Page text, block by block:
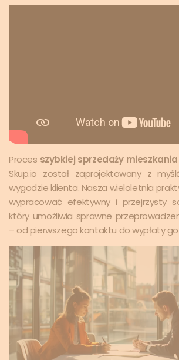
Proces szybkiej sprzedaży
Skup.io został zaprojektowany z
wygodzie klienta. Nasza wieloletnia
wypracować efektywny i przejrzysty
który umożliwia sprawne
– od pierwszego kontaktu do wypłaty